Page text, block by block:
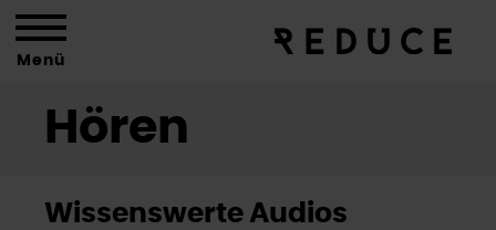
Hören
Wissenswerte Audios
Menü